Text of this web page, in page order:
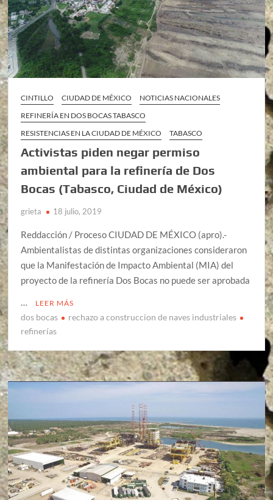
CINTILLO CIUDAD DE MÉXICO
NOTICIAS NACIONALES
REFINERÍA EN DOS BOCAS TABASCO
RESISTENCIAS EN LA CIUDAD DE MÉXICO
TABASCO
Activistas piden negar permiso
ambiental para la refinería de Dos
Bocas (Tabasco, Ciudad de México)
grieta 18 julio, 2019
Reddacción / Proceso CIUDAD DE MÉXICO (apro).-
Ambientalistas de distintas organizaciones consideraron
que la Manifestación de Impacto Ambiental (MIA) del
proyecto de la refinería Dos Bocas no puede ser aprobada
…
LEER MÁS
dos bocas
rechazo a construccion de naves industriales
refinerías